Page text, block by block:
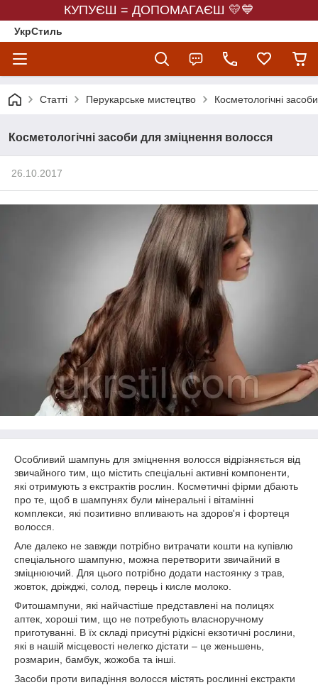
КУПУЄШ = ДОПОМАГАЄШ 💛💙
УкрСтиль
Статті Перукарське мистецтво Косметологічні
Косметологічні засоби для зміцнення волосся
26.10.2017
Особливий шампунь для зміцнення волосся відрізняється від
звичайного тим, що містить спеціальні активні компоненти,
які отримують з екстрактів рослин. Косметичні фірми дбають
про те, щоб в шампунях були мінеральні і вітамінні
комплекси, які позитивно впливають на здоров'я і фортеця
волосся.
Але далеко не завжди потрібно витрачати кошти на купівлю
спеціального шампуню, можна перетворити звичайний в
зміцнюючий. Для цього потрібно додати настоянку з трав,
жовток, дріжджі, солод, перець і кисле молоко.
Фитошампуни, які найчастіше представлені на полицях
аптек, хороші тим, що не потребують власноручному
приготуванні. В їх складі присутні рідкісні екзотичні рослини,
які в нашій місцевості нелегко дістати – це женьшень,
розмарин, бамбук, жожоба та інші.
Засоби проти випадіння волосся містять рослинні екстракти